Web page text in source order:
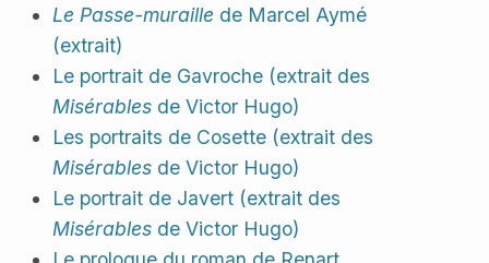
Le Passe-muraille de Marcel Aymé
(extrait)
Le portrait de Gavroche (extrait des
Misérables de Victor Hugo)
Les portraits de Cosette (extrait des
Misérables de Victor Hugo)
Le portrait de Javert (extrait des
Misérables de Victor Hugo)